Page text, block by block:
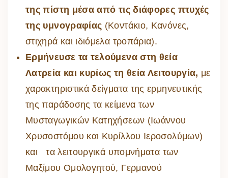
της πίστη μέσα από τις διάφορες πτυχές
της υμνογραφίας (Κοντάκιο, Κανόνες,
στιχηρά και ιδιόμελα τροπάρια).
Ερμήνευσε τα τελούμενα στη θεία
Λατρεία και κυρίως τη θεία Λειτουργία, με
χαρακτηριστικά δείγματα της ερμηνευτικής
της παράδοσης τα κείμενα των
Μυσταγωγικών Κατηχήσεων (Ιωάννου
Χρυσοστόμου και Κυρίλλου Ιεροσολύμων)
και τα λειτουργικά υπομνήματα των
Μαξίμου Ομολογητού, Γερμανού